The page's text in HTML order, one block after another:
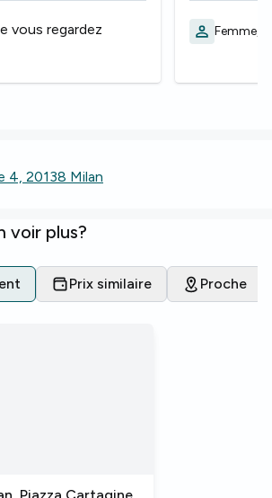
vous regardez Femme,
4, 20138 Milan
voir plus?
Prix similaire Proche